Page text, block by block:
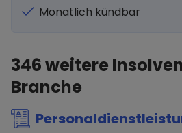
Monatlich kündbar
346weitere
Branche